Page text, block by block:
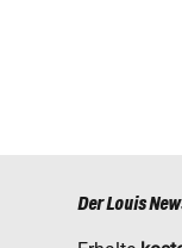
Der Louis